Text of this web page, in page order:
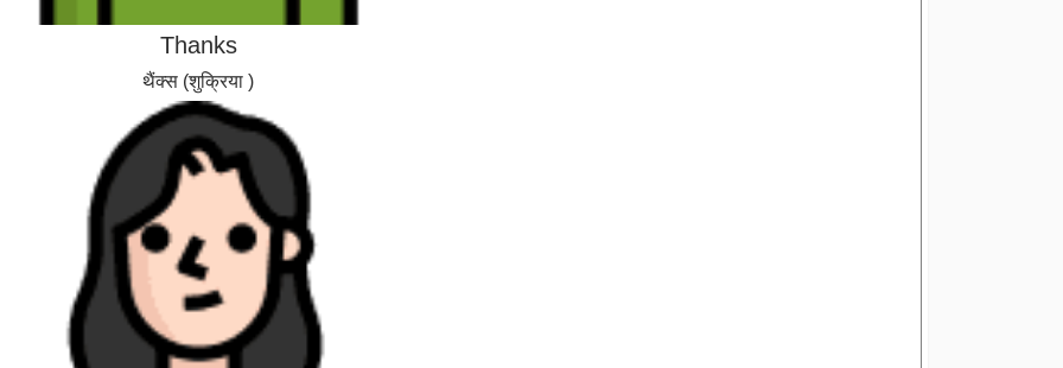
Thanks
थैंक्स (शुक्रिया )